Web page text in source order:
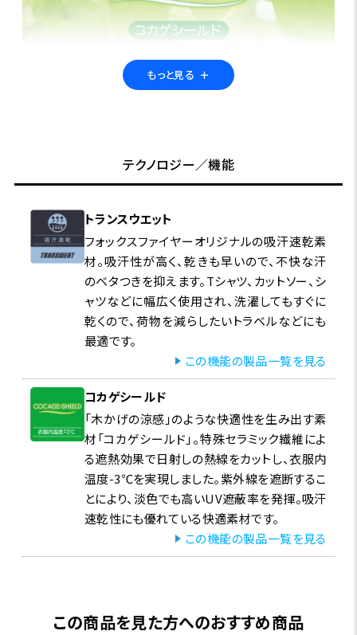
ている素材、その名も「コカゲシールド」がなんとも優等
生。特殊セラミック繊維という、遮熱効果のある素材のお
かげで、衣服内の温度は約-3℃と暑い季節には手放せな
い着心地を実現しました。秋口まではトップスとして大活
躍するアイテムです。
もっと見る ＋
テクノロジー／機能
トランスウエット
フォックスファイヤーオリジナルの吸汗速乾素
材。吸汗性が高く、乾きも早いので、不快な汗
のベタつきを抑えます。Tシャツ、カットソー、シ
ャツなどに幅広く使用され、洗濯してもすぐに
乾くので、荷物を減らしたいトラベルなどにも
最適です。
この機能の製品一覧を見る
コカゲシールド
「木かげの涼感」のような快適性を生み出す素
材「コカゲシールド」。特殊セラミック繊維によ
る遮熱効果で日射しの熱線をカットし、衣服内
温度-3℃を実現しました。紫外線を遮断するこ
とにより、淡色でも高いUV遮蔽率を発揮。吸汗
速乾性にも優れている快適素材です。
この機能の製品一覧を見る
この商品を見た方へのおすすめ商品